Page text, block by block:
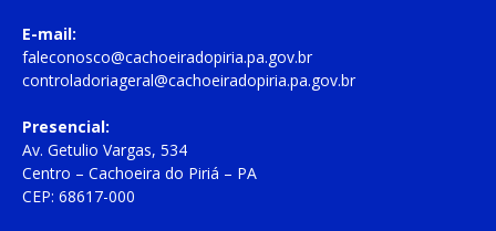
E-mail:
faleconosco@cachoeiradopiria.pa.gov.br
controladoriageral@cachoeiradopiria.pa.gov.br
Presencial:
Av. Getulio Vargas, 534
Centro – Cachoeira do Piriá – PA
CEP: 68617-000